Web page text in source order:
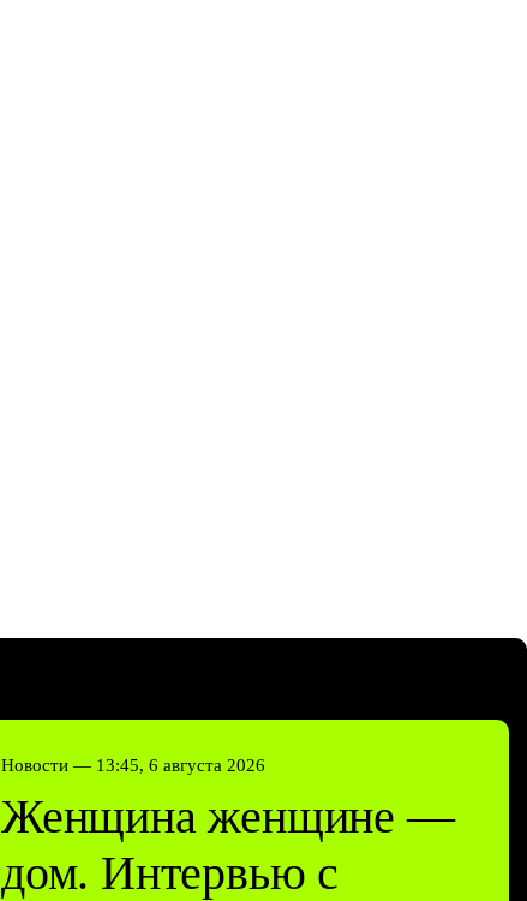
Новости — 13:45, 6 августа 2026
Женщина женщине —
дом. Интервью с